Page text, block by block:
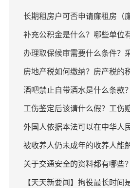
长期租房户可否申请廉租房（
请需要提供的材料） 世界最资
补充公积金是什么？哪些单位
积金？_天天最新
办理取保候审需要什么条件？
候审要注意什么？
房地产税如何缴纳？房产税的
计算？|焦点播报
酒吧禁止自带酒水是什么条款
水不让带走合法吗？
工伤鉴定后该请什么假？工伤
需注意什么？
外国人依据本法可以在中华人
内收养中国子女吗？涉外收养
有哪些？_环球播资讯
被收养人仍未成年的收养人能
关系吗？事实收养关系如何认
今热点
关于交通安全的资料都有哪些
民共和国道路交通安全法第三
【天天新要闻】拘役最长时间